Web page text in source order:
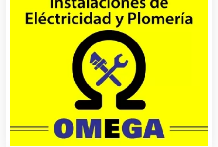
Agricultura y Ganadería
Agua Purificada
Aire Acondicionado
Alarmas